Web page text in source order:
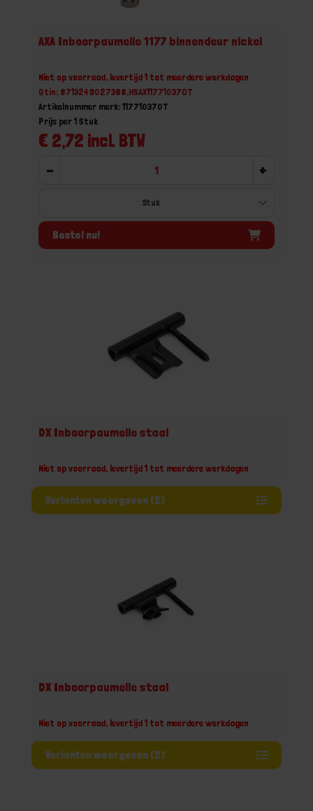
AXA Inboorpaumelle 1177 binnendeur nickel
Niet op voorraad, levertijd 1 tot meerdere werkdagen
Gtin: 8713249027388,HSAX11771037OT
Artikelnummer merk: 117710370T
€ 2,72 incl. BTW
Prijs per 1 Stuk
- +
Bestel nu!
DX Inboorpaumelle staal
Niet op voorraad, levertijd 1 tot meerdere werkdagen
Varianten weergeven (2)
DX Inboorpaumelle staal
Niet op voorraad, levertijd 1 tot meerdere werkdagen
Varianten weergeven (2)